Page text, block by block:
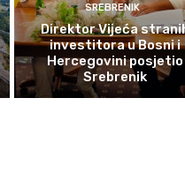
SREBRENIK
Direktor Vijeća
investitora u Bosni i
Hercegovini posjetio
Srebrenik